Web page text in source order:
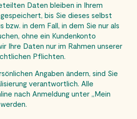
Daten bleiben in Ihrem
bis Sie dieses selbst
bzw. in dem Fall, in dem Sie nur als
ohne ein Kundenkonto
Ihre Daten nur im Rahmen unserer
Pflichten.
Angaben ändern, sind Sie
verantwortlich. Alle
nach Anmeldung unter „Mein